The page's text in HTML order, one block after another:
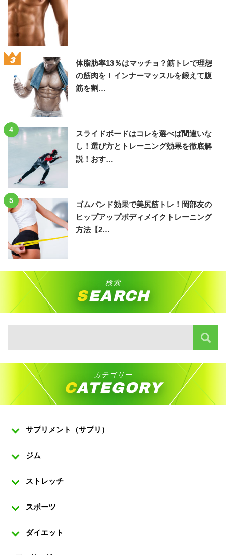
3
体脂肪率13％はマッチョ？筋トレで理想
の筋肉を！インナーマッスルを鍛えて腹
筋を割…
4
スライドボードはコレを選べば間違いな
し！選び方とトレーニング効果を徹底解
説！おす…
5
ゴムバンド効果で美尻筋トレ！岡部友の
ヒップアップボディメイクトレーニング
方法【2…
検索
SEARCH
カテゴリー
CATEGORY
サプリメント（サプリ）
ジム
ストレッチ
スポーツ
ダイエット